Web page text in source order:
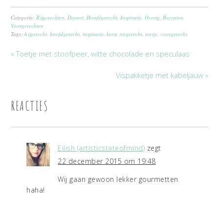
Categorie:Bijgerechten,Dessert,Hoofdgerecht,Inspiratie,Overig,Recepten,
Voorgerechten
Tags:bijgerecht,hoofdgerecht,inspiratie,kerst,nagerecht,toetje, voorgerecht
« Toetje met stoofpeer, witte chocolade en speculaas
Vispakketje met kabeljauw »
REACTIES
Eilish (artisticstateofmind) zegt
22 december 2015 om 19:48
Wij gaan gewoon lekker gourmetten
haha!